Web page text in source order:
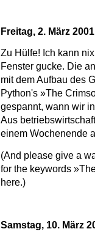
Freitag, 2. März 2001
Zu Hülfe! Ich kann
Fenster gucke. Die
mit dem Aufbau des
Python's »The
gespannt, wann wir
Aus
einem Wochenende
(And please give a
for the keywords
here.)
Samstag, 10. März